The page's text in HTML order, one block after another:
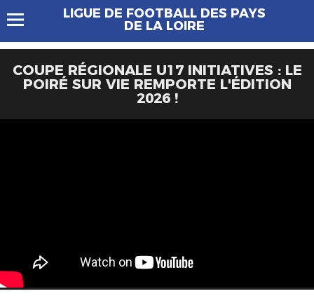
LIGUE DE FOOTBALL DES PAYS
DE LA LOIRE
COUPE RÉGIONALE U17 INITIATIVES : LE
POIRÉ SUR VIE REMPORTE L'ÉDITION
2026 !